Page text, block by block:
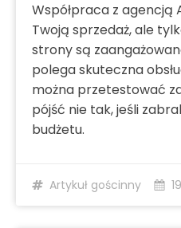
Współpraca z agencją
Twoją sprzedaż, ale
strony są
polega skuteczna
można przetestować
pójść nie tak, jeśli
budżetu.
Artykuł gościnny